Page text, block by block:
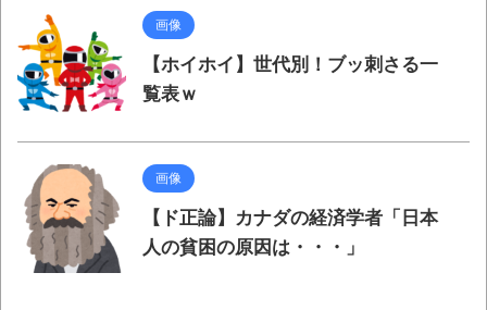
「ム、ムリです・・・」メガネ美人ナース
に入院中のオレのオナサポ懇願したら・・・
「ム、ムリです・・・」メガネ美人ナース
に入院中のオレのオナサポ懇願したら・・・
いう無茶に踏み切ってしまったのか
ブログお引越しのお知らせ
まるで親子のような子猫とシェパード
画像
【ホイホイ】世代別！ブッ刺さる一
覧表ｗ
画像
【ド正論】カナダの経済学者「日本
人の貧困の原因は・・・」